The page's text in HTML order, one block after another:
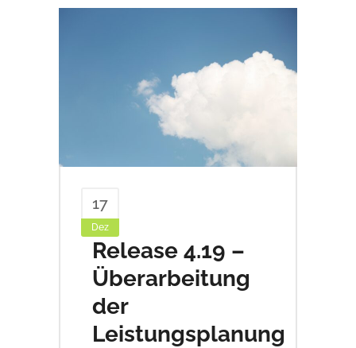
17
Dez
Release 4.19 –
Überarbeitung
der
Leistungsplanung